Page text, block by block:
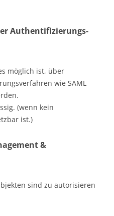
Authentifizierungs-
möglich ist, über
wie SAML
(wenn kein
ist.)
&
sind zu autorisieren